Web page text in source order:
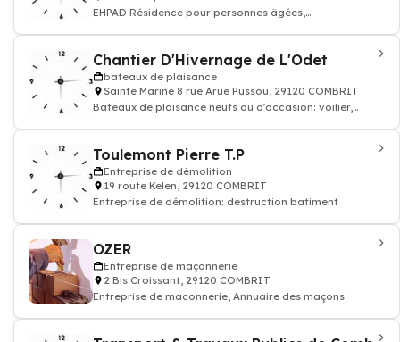
EHPAD Résidence pour personnes âgées,
Chantier D'Hivernage de L'Odet
bateaux de plaisance
Sainte Marine 8 rue Arue Pussou, 29120 COMBRIT
Bateaux de plaisance neufs ou d'occasion: voilier,
Toulemont Pierre T.P
Entreprise de démolition
19 route Kelen, 29120 COMBRIT
Entreprise de démolition: destruction batiment
OZER
Entreprise de maçonnerie
2 Bis Croissant, 29120 COMBRIT
Entreprise de maconnerie, Annuaire des maçons